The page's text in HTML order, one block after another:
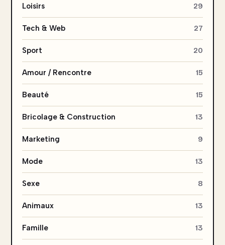
Loisirs 29
Tech & Web 27
Sport 20
Amour / Rencontre 15
Beauté 15
Bricolage & Construction 13
Marketing 9
Mode 13
Sexe 8
Animaux 13
Famille 13